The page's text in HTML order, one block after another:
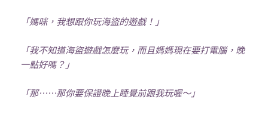
「媽咪，我想跟你玩海盜的遊戲！」
「我不知道海盜遊戲怎麼玩，而且媽媽現在要打電腦，晚
一點好嗎？」
「那⋯⋯那你要保證晚上睡覺前跟我玩喔～」